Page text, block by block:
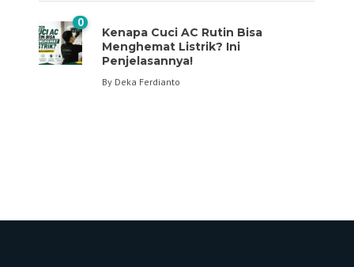
0
Kenapa Cuci AC Rutin Bisa
Menghemat Listrik? Ini
Penjelasannya!
By Deka Ferdianto